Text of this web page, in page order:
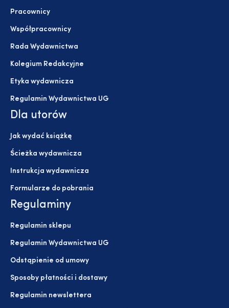
Pracownicy
Współpracownicy
Rada Wydawnictwa
Kolegium Redakcyjne
Etyka wydawnicza
Regulamin Wydawnictwa UG
Dla utorów
Jak wydać książkę
Ścieżka wydawnicza
Instrukcja wydawnicza
Formularze do pobrania
Regulaminy
Regulamin sklepu
Regulamin Wydawnictwa UG
Odstąpienie od umowy
Sposoby płatności i dostawy
Regulamin newslettera